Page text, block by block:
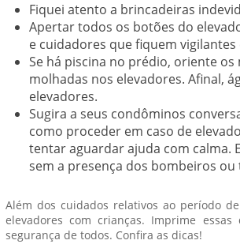
Fiquei atento a brincadeiras
Apertar todos os botões do
e cuidadores que fiquem
Se há piscina no prédio, oriente
molhadas nos elevadores. Afinal,
elevadores.
Sugira a seus condôminos
como proceder em caso de
tentar aguardar ajuda com calma.
sem a presença dos bombeiros
Além dos cuidados relativos ao período
elevadores com crianças. Imprime
segurança de todos. Confira as dicas!